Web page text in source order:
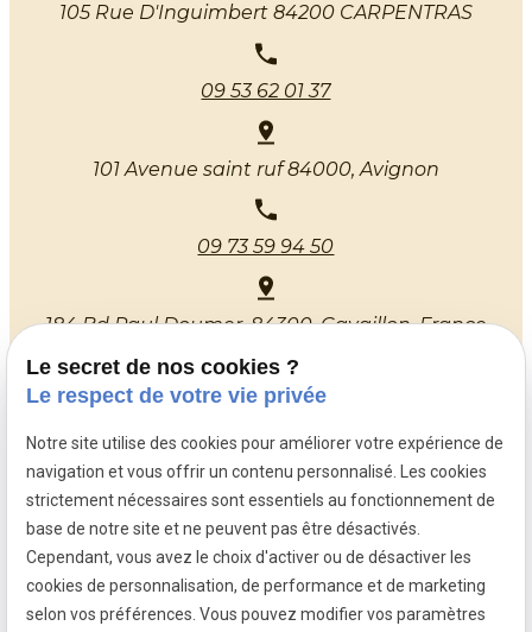
105 Rue D'Inguimbert 84200 CARPENTRAS
09 53 62 01 37
101 Avenue saint ruf84000, Avignon
09 73 59 94 50
184 Bd Paul Doumer,84300, Cavaillon, France
Lundi de 14h00 à 18h00
14h00 à 18h00
Samedi de 10h à 12h
Mentions légales
Le secret de nos cookies ?
Le respect de votre vie privée
Notre site utilise des cookies pour améliorer votre expérience de
navigation et vous offrir un contenu personnalisé. Les cookies
strictement nécessaires sont essentiels au fonctionnement de
base de notre site et ne peuvent pas être désactivés.
Cependant, vous avez le choix d'activer ou de désactiver les
cookies de personnalisation, de performance et de marketing
selon vos préférences. Vous pouvez modifier vos paramètres